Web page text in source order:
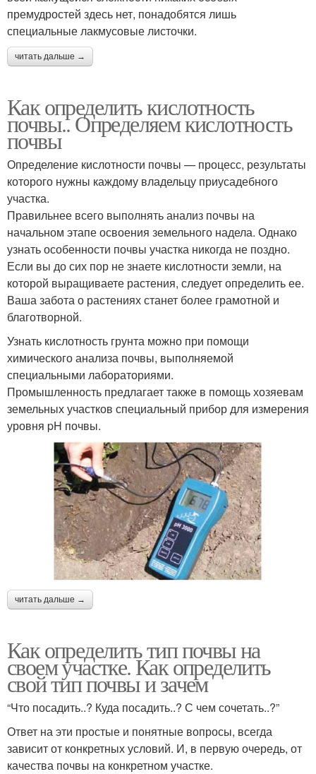
премудростей здесь нет, понадобятся лишь
специальные лакмусовые листочки.
читать дальше →
Как определить кислотность
почвы.. Определяем кислотность
почвы
Определение кислотности почвы — процесс, результаты
которого нужны каждому владельцу приусадебного
участка.
Правильнее всего выполнять анализ почвы на
начальном этапе освоения земельного надела. Однако
узнать особенности почвы участка никогда не поздно.
Если вы до сих пор не знаете кислотности земли, на
которой выращиваете растения, следует определить ее.
Ваша забота о растениях станет более грамотной и
благотворной.
Узнать кислотность грунта можно при помощи
химического анализа почвы, выполняемой
специальными лабораториями.
Промышленность предлагает также в помощь хозяевам
земельных участков специальный прибор для измерения
уровня pH почвы.
читать дальше →
Как определить тип почвы на
своем участке. Как определить
свой тип почвы и зачем
“Что посадить..? Куда посадить..? С чем сочетать..?”
Ответ на эти простые и понятные вопросы, всегда
зависит от конкретных условий. И, в первую очередь, от
качества почвы на конкретном участке.